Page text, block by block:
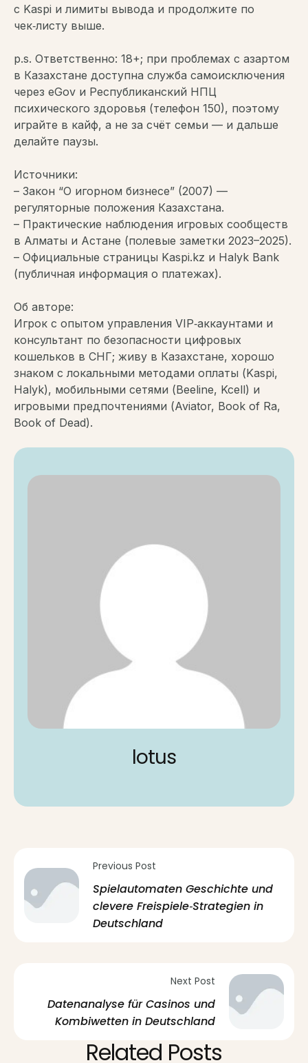
с Kaspi и лимиты вывода и продолжите по
чек‑листу выше.
p.s. Ответственно: 18+; при проблемах с азартом
в Казахстане доступна служба самоисключения
через eGov и Республиканский НПЦ
психического здоровья (телефон 150), поэтому
играйте в кайф, а не за счёт семьи — и дальше
делайте паузы.
Источники:
– Закон “О игорном бизнесе” (2007) —
регуляторные положения Казахстана.
– Практические наблюдения игровых сообществ
в Алматы и Астане (полевые заметки 2023–2025).
– Официальные страницы Kaspi.kz и Halyk Bank
(публичная информация о платежах).
Об авторе:
Игрок с опытом управления VIP‑аккаунтами и
консультант по безопасности цифровых
кошельков в СНГ; живу в Казахстане, хорошо
знаком с локальными методами оплаты (Kaspi,
Halyk), мобильными сетями (Beeline, Kcell) и
игровыми предпочтениями (Aviator, Book of Ra,
Book of Dead).
lotus
Previous Post
Spielautomaten Geschichte und
clevere Freispiele‑Strategien in
Deutschland
Next Post
Datenanalyse für Casinos und
Kombiwetten in Deutschland
Related Posts